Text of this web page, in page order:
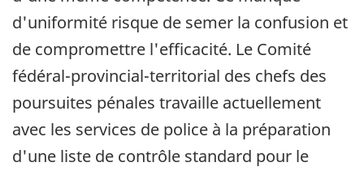
d'uniformité risque de semer la confusion et
de compromettre l'efficacité. Le Comité
fédéral-provincial-territorial des chefs des
poursuites pénales travaille actuellement
avec les services de police à la préparation
d'une liste de contrôle standard pour le